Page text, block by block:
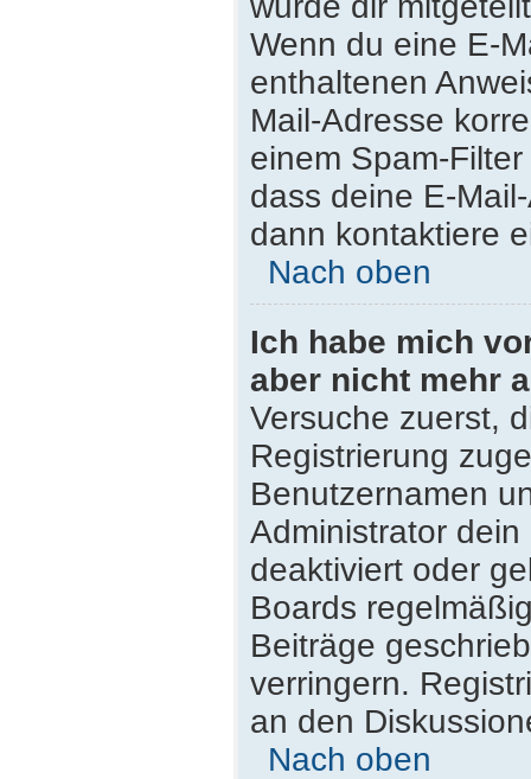
Wenn du eine E-
enthaltenen
Mail-Adresse
einem Spam-
dass deine E-
dann kontaktiere
Nach oben
Ich habe mich
aber nicht mehr
Versuche zuerst,
Registrierung
Benutzernamen
Administrator
deaktiviert oder
Boards
Beiträge
verringern.
an den
Nach oben